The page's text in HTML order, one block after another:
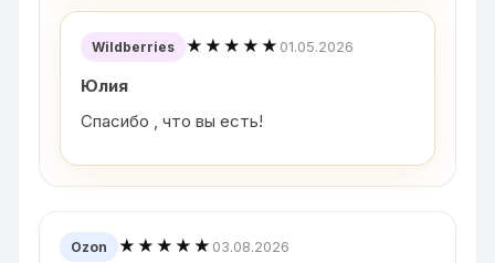
Wildberries ★★★★★ 01.05.2026
Юлия
Спасибо , что вы есть!
Ozon ★★★★★ 03.08.2026